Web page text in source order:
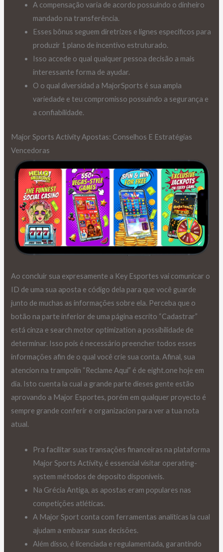
A compensação varia de acordo possuindo o dinheiro
mandado na transferência.
Esses bônus seguem diretrizes e lignes específicos para
produzir 1 plano de incentivo estruturado.
Isso accede o qual qualquer pessoa decisão a mais
interessante forma de ayudar.
O o qual diversidad a MajorSports é sua ampla
variedade e teu compromisso possuindo a segurança e
a confiabilidade.
Major Sports Activity Apostas: Conselhos E Estratégias
Vencedoras
Ao concluir sua expresamente a Key Esportes vai comunicar o
ID de uma sua aposta e código dela para que você guarde
junto de muchas as informações sobre ela. Perceba que o
botão na parte inferior de uma página escrito “Cadastrar”
está cinza e search motor optimization a possibilidade de
determinar. Isso pois é necessário preencher todos esses
informações afin de o qual você crie sua conta. Afinal, sua
atencion na trampolín “Reclame Aqui” é de eight.one hoje em
dia. Isto cuenta la cual a grande parte dieses gente estão
aprovando a Major Esportes, porém em qualquer proyecto é
sempre grande conferir e organizacion para ver a tua nota
atual.
Pra facilitar suas transações financeiras na plataforma
Major Sports Activity, é essencial visitar operating-
system métodos de deposito disponíveis.
Na Grécia Antiga, as apostas eram populares nas
competições atléticas.
A Major Sport conta com ferramentas analíticas la cual
ajudam a embasar suas decisões.
Além disso, é licenciada e regulamentada, garantindo